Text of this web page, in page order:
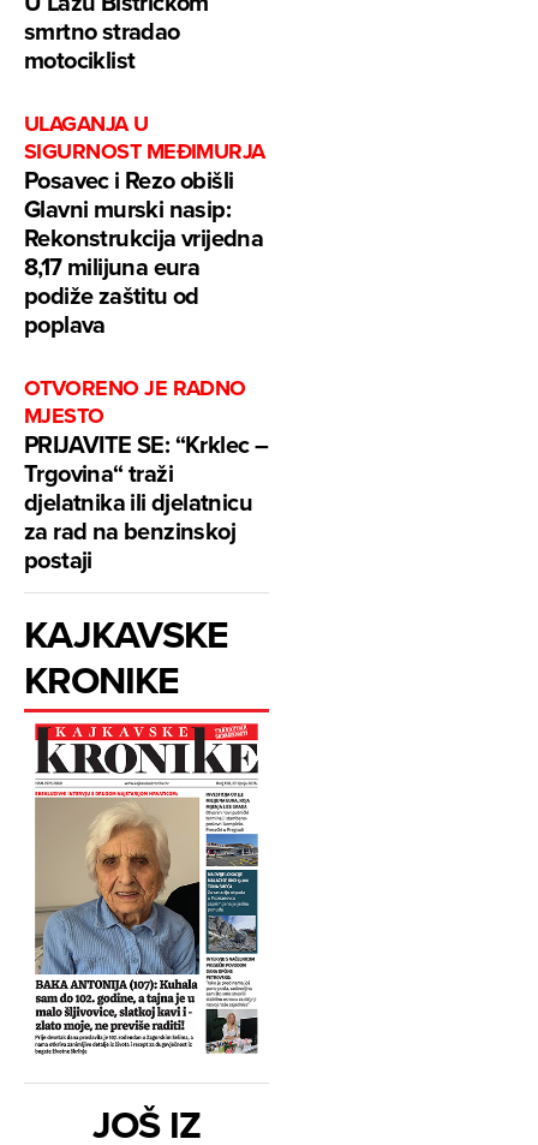
smrtno stradao
motociklist
ULAGANJA U
SIGURNOST MEĐIMURJA
Posavec i Rezo obišli
Glavni murski nasip:
Rekonstrukcija vrijedna
8,17 milijuna eura
podiže zaštitu od
poplava
OTVORENO JE RADNO
MJESTO
PRIJAVITE SE: “Krklec –
Trgovina“ traži
djelatnika ili djelatnicu
za rad na benzinskoj
postaji
KAJKAVSKE
KRONIKE
JOŠ IZ